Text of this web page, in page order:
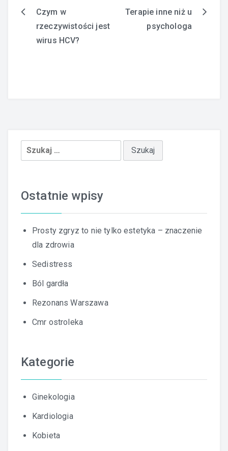
Nawigacja
wpisu
Czym w
rzeczywistości jest
wirus HCV?
Terapie inne niż u
psychologa
Szukaj:
Ostatnie wpisy
Prosty zgryz to nie tylko estetyka – znaczenie
dla zdrowia
Sedistress
Ból gardła
Rezonans Warszawa
Cmr ostroleka
Kategorie
Ginekologia
Kardiologia
Kobieta